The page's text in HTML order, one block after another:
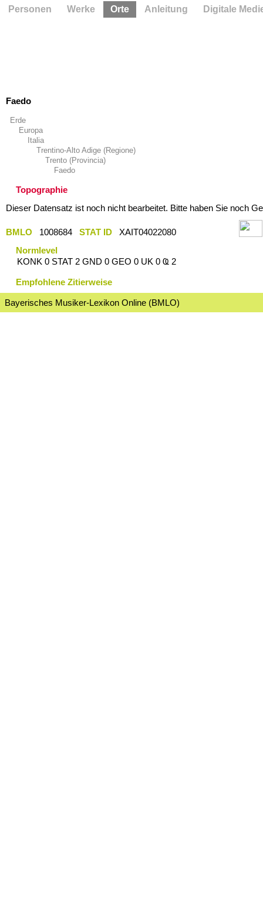
Faedo
Erde
Europa
Italia
Trentino-Alto Adige (Regione)
Trento (Provincia)
Faedo
Topographie
Dieser Datensatz ist noch nicht bearbeitet. Bitte haben Sie noch
BMLO 1008684 STAT ID
XAIT04022080
Normlevel
KONK 0 STAT 2 GND 0 GEO 0 UK 0 Ҩ 2
Empfohlene Zitierweise
Bayerisches Musiker-Lexikon Online (BMLO)
Personen Werke Orte Anleitung Digitale